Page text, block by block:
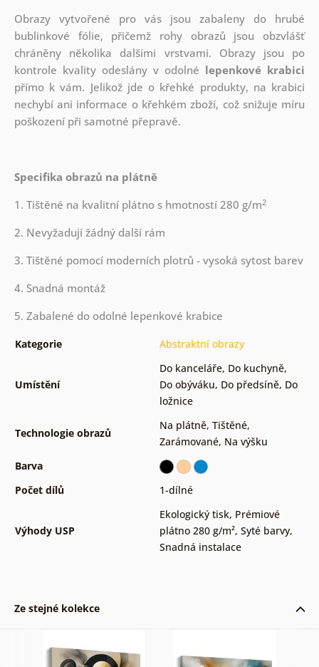
Obrazy vytvořené pro vás jsou zabaleny do hrubé
bublinkové fólie, přičemž rohy obrazů jsou obzvlášť
chráněny několika dalšími vrstvami. Obrazy jsou po
kontrole kvality odeslány v odolné lepenkové krabici
přímo k vám. Jelikož jde o křehké produkty, na krabici
nechybí ani informace o křehkém zboží, což snižuje míru
poškození při samotné přepravě.
Specifika obrazů na plátně
1. Tištěné na kvalitní plátno s hmotností 280 g/m2
2. Nevyžadují žádný další rám
3. Tištěné pomocí moderních plotrů - vysoká sytost barev
4. Snadná montáž
5. Zabalené do odolné lepenkové krabice
Kategorie Abstraktní obrazy
Umístění
Do kanceláře, Do kuchyně,
Do obýváku, Do předsíně, Do
ložnice
Technologie obrazů
Na plátně, Tištěné,
Zarámované, Na výšku
Barva
Počet dílů
1-dílné
Výhody USP
Ekologický tisk, Prémiové
plátno 280 g/m², Syté barvy,
Snadná instalace
Ze stejné kolekce